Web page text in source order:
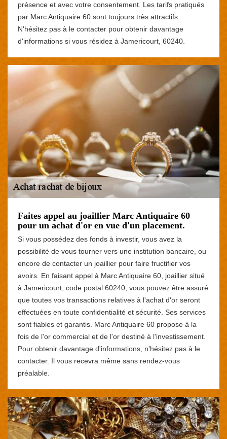
présence et avec votre consentement. Les tarifs pratiqués
par Marc Antiquaire 60 sont toujours très attractifs.
N'hésitez pas à le contacter pour obtenir davantage
d'informations si vous résidez à Jamericourt, 60240.
Faites appel au joaillier Marc Antiquaire 60
pour un achat d'or en vue d'un placement.
Si vous possédez des fonds à investir, vous avez la
possibilité de vous tourner vers une institution bancaire, ou
encore de contacter un joaillier pour faire fructifier vos
avoirs. En faisant appel à Marc Antiquaire 60, joaillier situé
à Jamericourt, code postal 60240, vous pouvez être assuré
que toutes vos transactions relatives à l'achat d'or seront
effectuées en toute confidentialité et sécurité. Ses services
sont fiables et garantis. Marc Antiquaire 60 propose à la
fois de l'or commercial et de l'or destiné à l'investissement.
Pour obtenir davantage d'informations, n'hésitez pas à le
contacter. Il vous recevra même sans rendez-vous
préalable.